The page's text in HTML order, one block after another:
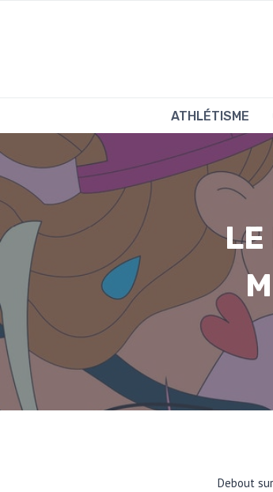
ATHLÉTISME
LE
Debout